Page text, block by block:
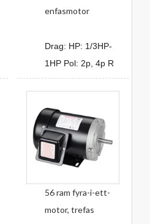
enfasmotor
Drag: HP: 1/3HP-
1HP Pol: 2p, 4p R
56 ram fyra-i-ett-
motor, trefas